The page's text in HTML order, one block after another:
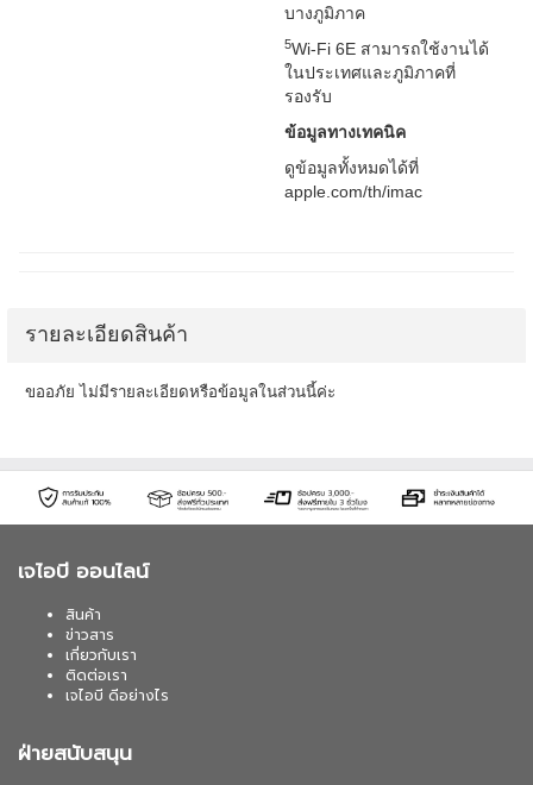
บางภูมิภาค
5Wi‑Fi 6E สามารถใช้งานได้
ในประเทศและภูมิภาคที่
รองรับ
ข้อมูลทางเทคนิค
ดูข้อมูลทั้งหมดได้ที่
apple.com/th/imac
รายละเอียดสินค้า
ขออภัย ไม่มีรายละเอียดหรือข้อมูลในส่วนนี้ค่ะ
เจไอบี ออนไลน์
สินค้า
ข่าวสาร
เกี่ยวกับเรา
ติดต่อเรา
เจไอบี ดีอย่างไร
ฝ่ายสนับสนุน